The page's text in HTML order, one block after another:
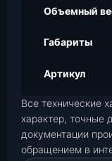
о
у
п
л
Объемный
Габариты
Артикул
Все технические
характер, точные
документации
обращением в